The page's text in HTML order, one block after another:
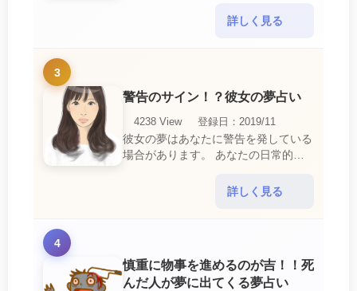
詳しく見る
3
警告のサイン！？彼女の夢占い
4238 View
登録日：2019/11
彼女の夢はあなたに警告を発している
場合があります。 あなたの日常的な
詳しく見る
4
慎重に物事を進めるのが吉！！死
んだ人が夢に出てくる夢占い